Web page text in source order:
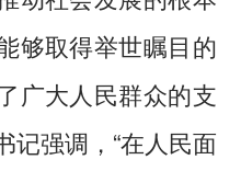
够取得举世瞩目的
广大人民群众的支
记强调，“在人民面